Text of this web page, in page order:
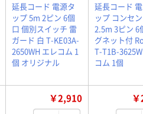
延長コード 電源タ
ップ 5m 2ピン 6個
口 個別スイッチ 雷
ガード 白 T-KE03A-
2650WH エレコム 1
個 オリジナル
延長コード
ップ コンセ
2.5m 3ピン 6
グネット付
T-T1B-
コム 1個
￥2,910